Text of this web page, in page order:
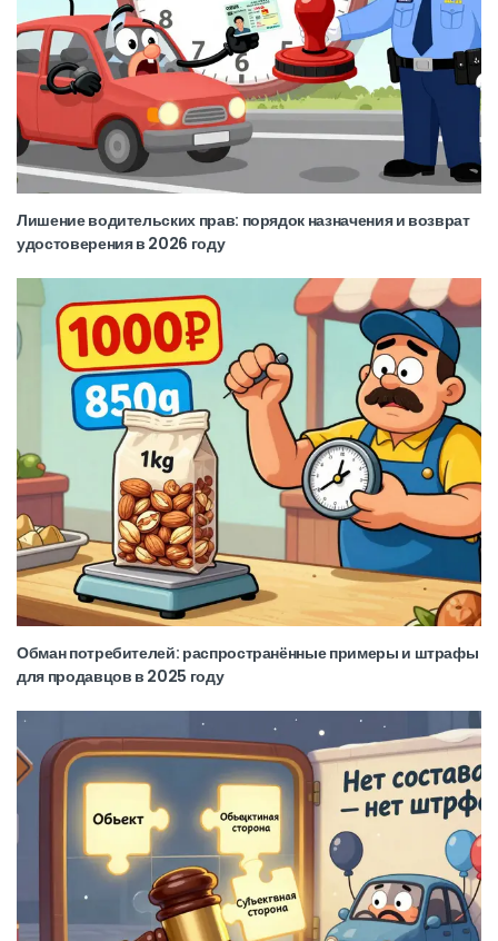
Лишение водительских прав: порядок назначения и возврат
удостоверения в 2026 году
Обман потребителей: распространённые примеры и штрафы
для продавцов в 2025 году